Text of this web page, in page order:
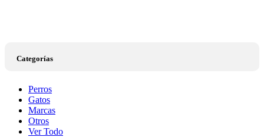
Categorías
Perros
Gatos
Marcas
Otros
Ver Todo